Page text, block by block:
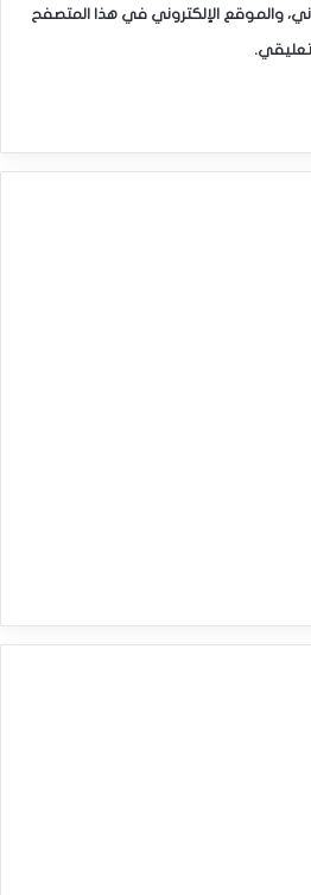
والموقع الإلكتروني في هذا المتصفح
تعليقي.